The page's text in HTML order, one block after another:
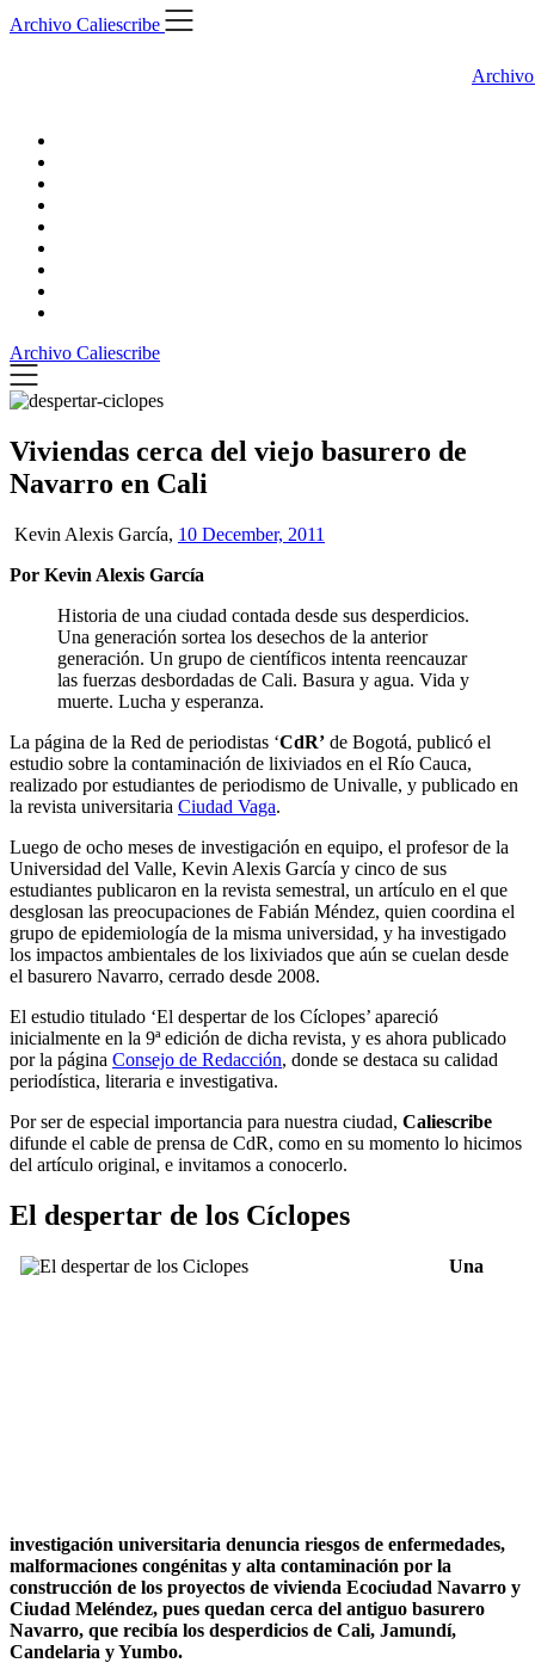
Skip
to
Archivo Caliescribe
Archivo Caliescribe
Viviendas cerca del viejo basurero de
Navarro en Cali
Kevin Alexis García, 10 December, 2011
Por Kevin Alexis García
Historia de una ciudad contada desde sus desperdicios.
Una generación sortea los desechos de la anterior
generación. Un grupo de científicos intenta reencauzar
las fuerzas desbordadas de Cali. Basura y agua. Vida y
muerte. Lucha y esperanza.
La página de la Red de periodistas ‘CdR’ de Bogotá, publicó el
estudio sobre la contaminación de lixiviados en el Río Cauca,
realizado por estudiantes de periodismo de Univalle, y publicado en
la revista universitaria Ciudad Vaga.
Luego de ocho meses de investigación en equipo, el profesor de la
Universidad del Valle, Kevin Alexis García y cinco de sus
estudiantes publicaron en la revista semestral, un artículo en el que
desglosan las preocupaciones de Fabián Méndez, quien coordina el
grupo de epidemiología de la misma universidad, y ha investigado
los impactos ambientales de los lixiviados que aún se cuelan desde
el basurero Navarro, cerrado desde 2008.
El estudio titulado ‘El despertar de los Cíclopes’ apareció
inicialmente en la 9ª edición de dicha revista, y es ahora publicado
por la página Consejo de Redacción, donde se destaca su calidad
periodística, literaria e investigativa.
Por ser de especial importancia para nuestra ciudad, Caliescribe
difunde el cable de prensa de CdR, como en su momento lo hicimos
del artículo original, e invitamos a conocerlo.
El despertar de los Cíclopes
Una
investigación universitaria denuncia riesgos de enfermedades,
malformaciones congénitas y alta contaminación por la
construcción de los proyectos de vivienda Ecociudad Navarro y
Ciudad Meléndez, pues quedan cerca del antiguo basurero
Navarro, que recibía los desperdicios de Cali, Jamundí,
Candelaria y Yumbo.